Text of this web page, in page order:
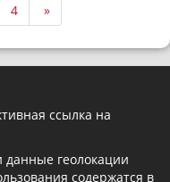
4 »
ссылка на
данные геолокации
содержатся в